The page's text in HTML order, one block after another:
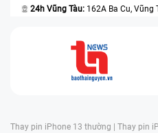
24h Vũng Tàu: 162A Ba Cu, Vũng
Thay pin iPhone 13 thường | Thay pin